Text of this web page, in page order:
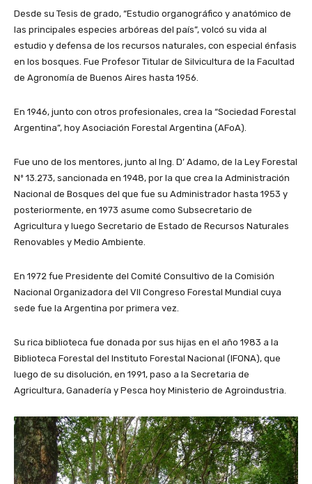
Desde su Tesis de grado, “Estudio organográfico y anatómico de
las principales especies arbóreas del país”, volcó su vida al
estudio y defensa de los recursos naturales, con especial énfasis
en los bosques. Fue Profesor Titular de Silvicultura de la Facultad
de Agronomía de Buenos Aires hasta 1956.
En 1946, junto con otros profesionales, crea la “Sociedad Forestal
Argentina”, hoy Asociación Forestal Argentina (AFoA).
Fue uno de los mentores, junto al Ing. D’ Adamo, de la Ley Forestal
Nº 13.273, sancionada en 1948, por la que crea la Administración
Nacional de Bosques del que fue su Administrador hasta 1953 y
posteriormente, en 1973 asume como Subsecretario de
Agricultura y luego Secretario de Estado de Recursos Naturales
Renovables y Medio Ambiente.
En 1972 fue Presidente del Comité Consultivo de la Comisión
Nacional Organizadora del VII Congreso Forestal Mundial cuya
sede fue la Argentina por primera vez.
Su rica biblioteca fue donada por sus hijas en el año 1983 a la
Biblioteca Forestal del Instituto Forestal Nacional (IFONA), que
luego de su disolución, en 1991, paso a la Secretaria de
Agricultura, Ganadería y Pesca hoy Ministerio de Agroindustria.